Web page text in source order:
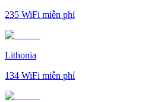
235 WiFi miễn phí
Lithonia
134 WiFi miễn phí